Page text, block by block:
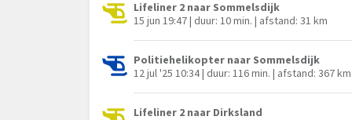
Lifeliner 2 naar Sommelsdijk
15 jun 19:47 | duur: 10 min. | afstand: 31 km
Politiehelikopter naar Sommelsdijk
12 jul '25 10:34 | duur: 116 min. | afstand: 367 km
Lifeliner 2 naar Dirksland